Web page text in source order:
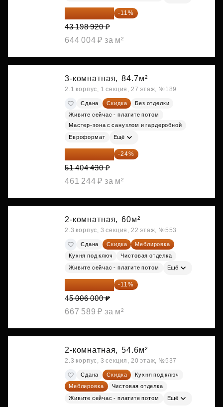
38 447 039 ₽ -11%
43 198 920 ₽
644 004 ₽ за м²
3-комнатная, 84.7м²
2.1 корпус, 1 секция, 27 этаж, №189
Сдана Скидка
Без отделки
Живите сейчас - платите потом
Мастер-зона с санузлом и гардеробной
Евроформат Ещё
39 067 367 ₽ -24%
51 404 430 ₽
461 244 ₽ за м²
2-комнатная, 60м²
2.3 корпус, 3 секция, 22 этаж, №553
Сдана Скидка
Меблировка
Кухня под ключ
Чистовая отделка
Живите сейчас - платите потом Ещё
40 055 340 ₽ -11%
45 006 000 ₽
667 589 ₽ за м²
2-комнатная, 54.6м²
2.3 корпус, 3 секция, 20 этаж, №537
Сдана Скидка
Кухня под ключ
Меблировка
Чистовая отделка
Живите сейчас - платите потом Ещё